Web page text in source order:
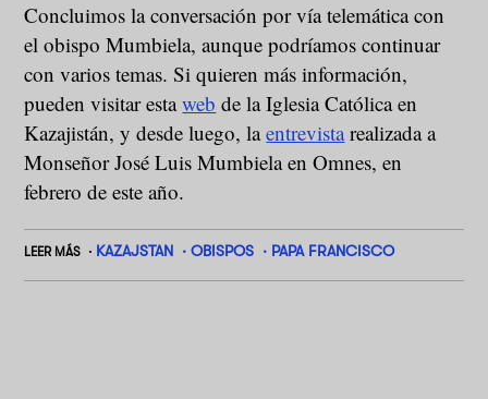
Concluimos la conversación por vía telemática con
el obispo Mumbiela, aunque podríamos continuar
con varios temas. Si quieren más información,
pueden visitar estaweb de la Iglesia Católica en
Kazajistán, y desde luego, laentrevistarealizada a
Monseñor José Luis Mumbiela enOmnes, en
febrero de este año.
LEER MÁS KAZAJSTAN OBISPOS PAPA FRANCISCO